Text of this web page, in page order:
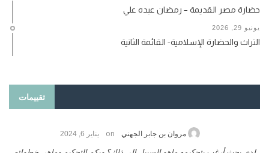
حضارة مصر القديمة – رمضان عبده علي
يونيو 29, 2026
التراث والحضارة الإسلامية- القائمة الثانية
تقييمات
حامد الزريقي on يناير 25, 2026